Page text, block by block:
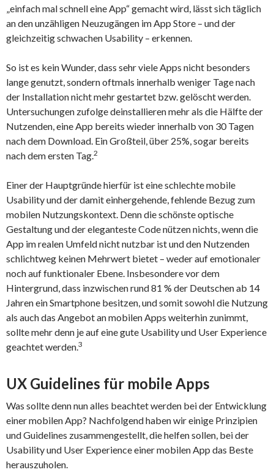
„einfach mal schnell eine App“ gemacht wird, lässt sich täglich
an den unzähligen Neuzugängen im App Store – und der
gleichzeitig schwachen Usability – erkennen.
So ist es kein Wunder, dass sehr viele Apps nicht besonders
lange genutzt, sondern oftmals innerhalb weniger Tage nach
der Installation nicht mehr gestartet bzw. gelöscht werden.
Untersuchungen zufolge deinstallieren mehr als die Hälfte der
Nutzenden, eine App bereits wieder innerhalb von 30 Tagen
nach dem Download. Ein Großteil, über 25%, sogar bereits
nach dem ersten Tag.2
Einer der Hauptgründe hierfür ist eine schlechte mobile
Usability und der damit einhergehende, fehlende Bezug zum
mobilen Nutzungskontext. Denn die schönste optische
Gestaltung und der eleganteste Code nützen nichts, wenn die
App im realen Umfeld nicht nutzbar ist und den Nutzenden
schlichtweg keinen Mehrwert bietet – weder auf emotionaler
noch auf funktionaler Ebene. Insbesondere vor dem
Hintergrund, dass inzwischen rund 81 % der Deutschen ab 14
Jahren ein Smartphone besitzen, und somit sowohl die Nutzung
als auch das Angebot an mobilen Apps weiterhin zunimmt,
sollte mehr denn je auf eine gute Usability und User Experience
geachtet werden.3
UX Guidelines für mobile Apps
Was sollte denn nun alles beachtet werden bei der Entwicklung
einer mobilen App? Nachfolgend haben wir einige Prinzipien
und Guidelines zusammengestellt, die helfen sollen, bei der
Usability und User Experience einer mobilen App das Beste
herauszuholen.